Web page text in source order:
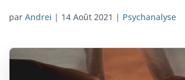
par Andrei | 14 Août 2021 | Psychanalyse